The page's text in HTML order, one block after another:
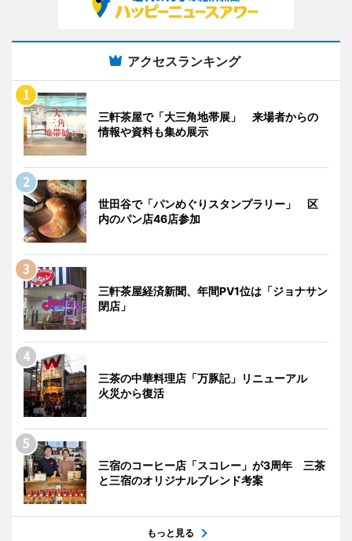
アクセスランキング
三軒茶屋で「大三角地帯展」 来場者からの
情報や資料も集め展示
世田谷で「パンめぐりスタンプラリー」 区
内のパン店46店参加
三軒茶屋経済新聞、年間PV1位は「ジョナサン
閉店」
三茶の中華料理店「万豚記」リニューアル
火災から復活
三宿のコーヒー店「スコレー」が3周年 三茶
と三宿のオリジナルブレンド考案
もっと見る